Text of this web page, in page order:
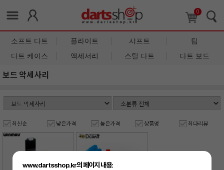
0
소프트 다트 플라이트 샤프트
팁
다트 케이스
액세서리 스틸 다트 다트 보드
보드 악세사리
최신순 낮은가격 높은가격 상품명 최다리뷰
www.dartsshop.kr의 페이지 내용: